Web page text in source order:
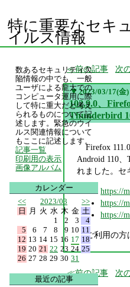
特に重要なセキ
イルス情報
前の記事 次
▼ 2023/03/17(金)
102.9.0、
Thunderbird
Firefox
Android 110、
れました。セ
https://
https://
https://
ご利用の方
前の記事 次
数あるセキュリティ欠
陥情報の中でも、一般
ユーザによる龍大での
コンピュータ運用に際
して特に重大だと考え
られるものについて記
述します。緊急のウイ
ルス関連情報について
もここに記述します。
記事一覧
印刷用の表示
画像アルバム
カレンダー
<<
2023/03
>>
日
月 火 水 木 金 土
1
2 3
4
5
6 7 8 9 10 11
12 13 14 15 16 17 18
19 20 21 22 23 24 25
26 27 28 29 30 31
最近の記事